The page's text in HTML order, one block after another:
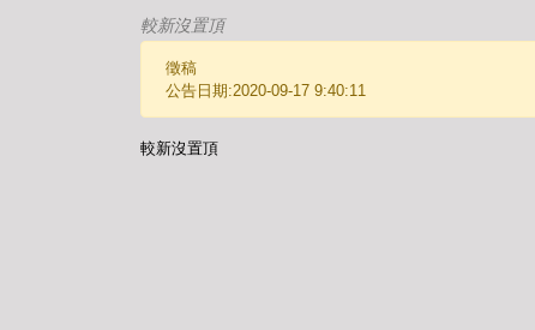
較新沒置頂
徵稿
公告日期:2020-09-17 9:40:11
較新沒置頂